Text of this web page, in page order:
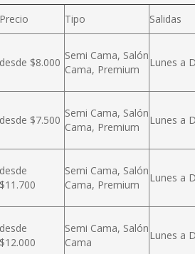
Precio Tipo Salidas
desde $8.000
Semi Cama, Salón
Cama, Premium
Lunes a
desde $7.500
Semi Cama, Salón
Cama, Premium
Lunes a
desde
$11.700
Semi Cama, Salón
Cama, Premium
Lunes a
desde
$12.000
Semi Cama, Salón
Cama
Lunes a